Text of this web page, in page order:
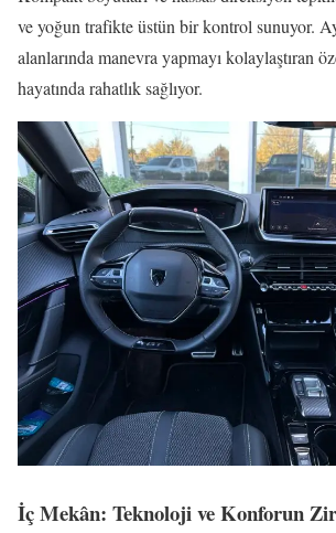
ve yoğun trafikte üstün bir kontrol sunuyor.
alanlarında manevra yapmayı kolaylaştıran
hayatında rahatlık sağlıyor.
İç Mekân: Teknoloji ve Konforun